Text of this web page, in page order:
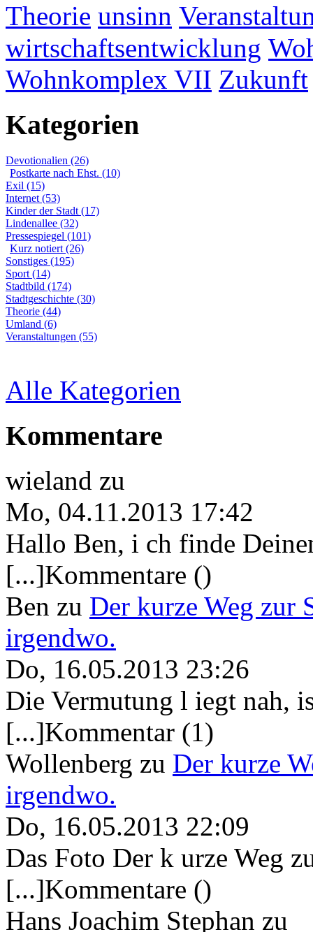
Theorie unsinn
wirtschaftsentwicklung
Wohnkomplex VII Zukunft
Kategorien
Devotionalien (26)
Postkarte nach Ehst. (10)
Exil (15)
Internet (53)
Kinder der Stadt (17)
Lindenallee (32)
Pressespiegel (101)
Kurz notiert (26)
Sonstiges (195)
Sport (14)
Stadtbild (174)
Stadtgeschichte (30)
Theorie (44)
Umland (6)
Veranstaltungen (55)
Alle Kategorien
Kommentare
wieland zu
Mo, 04.11.2013 17:42
Hallo Ben, i ch finde
[...]Kommentare ()
Ben zu Der kurze Weg zur
irgendwo.
Do, 16.05.2013 23:26
Die Vermutung l iegt nah,
[...]Kommentar (1)
Wollenberg zu Der kurze
irgendwo.
Do, 16.05.2013 22:09
Das Foto Der k urze Weg
[...]Kommentare ()
Hans Joachim Stephan zu